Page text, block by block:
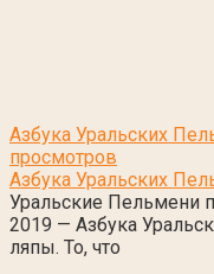
Азбука Уральских
просмотров
Азбука Уральских
Уральские Пельмени
2019 — Азбука
ляпы. То, что